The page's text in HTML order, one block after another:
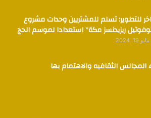
للتطوير: تسلم للمشتريين وحدات مشروع
ريزيدنسز مكة” استعدادا لموسم الحج
مايو 19, 2024
المجالس الثقافيه والاهتمام بها